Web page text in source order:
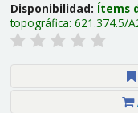
Disponibilidad: Ítems
topográfica: 621.374.5/